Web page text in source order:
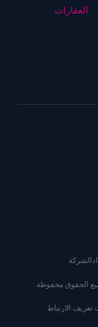
العقارات
الارتباط